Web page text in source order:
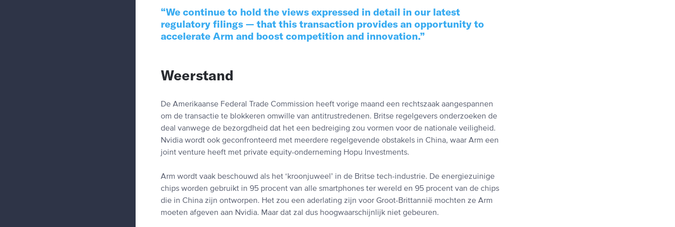
We continue to hold the views expressed in detail in our latest
regulatory filings — that this transaction provides an opportunity to
accelerate Arm and boost competition and innovation.
Weerstand
De Amerikaanse Federal Trade Commission heeft vorige maand een rechtszaak aangespannen
om de transactie te blokkeren omwille van antitrustredenen. Britse regelgevers onderzoeken de
deal vanwege de bezorgdheid dat het een bedreiging zou vormen voor de nationale veiligheid.
Nvidia wordt ook geconfronteerd met meerdere regelgevende obstakels in China, waar Arm een
joint venture heeft met private equity-onderneming Hopu Investments.
Arm wordt vaak beschouwd als het ‘kroonjuweel’ in de Britse tech-industrie. De energiezuinige
chips worden gebruikt in 95 procent van alle smartphones ter wereld en 95 procent van de chips
die in China zijn ontworpen. Het zou een aderlating zijn voor Groot-Brittannië mochten ze Arm
moeten afgeven aan Nvidia. Maar dat zal dus hoogwaarschijnlijk niet gebeuren.